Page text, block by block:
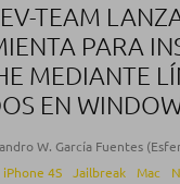
TEAM
PARA
MEDIANTE
EN
W. García Fuentes
iPhone 4S Jailbreak Mac